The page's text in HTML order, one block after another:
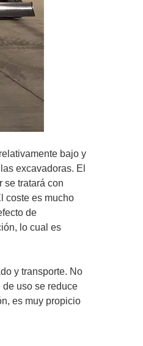
bajo y
excavadoras. El
se tratará con
coste es mucho
de
lo cual es
y transporte. No
uso se reduce
es muy propicio